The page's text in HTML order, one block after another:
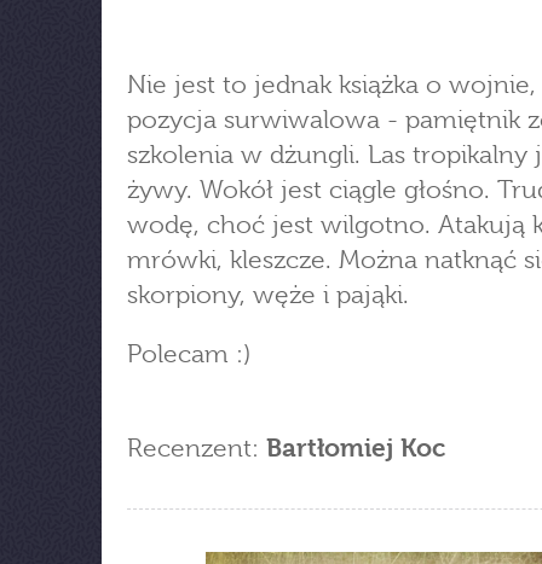
Nie jest to jednak książka o wojnie,
pozycja surwiwalowa - pamiętnik
szkolenia w dżungli. Las tropikalny
żywy. Wokół jest ciągle głośno.
wodę, choć jest wilgotno. Atakują
mrówki, kleszcze. Można natknąć
skorpiony, węże i pająki.
Polecam :)
Recenzent: Bartłomiej Koc